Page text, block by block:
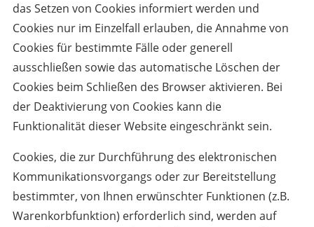
das Setzen von Cookies informiert werden und
Cookies nur im Einzelfall erlauben, die Annahme von
Cookies für bestimmte Fälle oder generell
ausschließen sowie das automatische Löschen der
Cookies beim Schließen des Browser aktivieren. Bei
der Deaktivierung von Cookies kann die
Funktionalität dieser Website eingeschränkt sein.
Cookies, die zur Durchführung des elektronischen
Kommunikationsvorgangs oder zur Bereitstellung
bestimmter, von Ihnen erwünschter Funktionen (z.B.
Warenkorbfunktion) erforderlich sind, werden auf